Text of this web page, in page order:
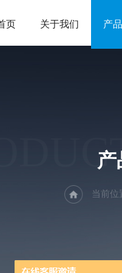
页 关于我们 产
产
当前位